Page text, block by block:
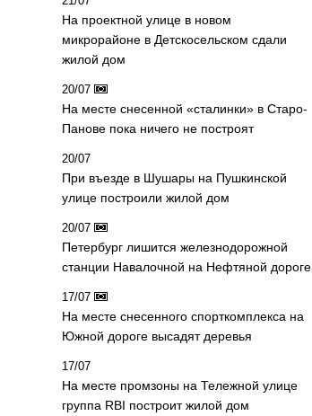
На проектной улице в новом
микрорайоне в Детскосельском сдали
жилой дом
20/07
На месте снесенной «сталинки» в Старо-
Панове пока ничего не построят
20/07
При въезде в Шушары на Пушкинской
улице построили жилой дом
20/07
Петербург лишится железнодорожной
станции Навалочной на Нефтяной дороге
17/07
На месте снесенного спорткомплекса на
Южной дороге высадят деревья
17/07
На месте промзоны на Тележной улице
группа RBI построит жилой дом